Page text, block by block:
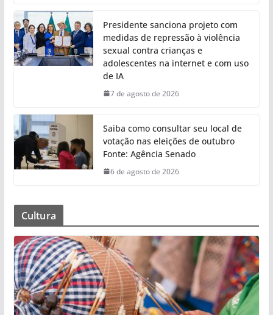
Presidente sanciona projeto com
medidas de repressão à violência
sexual contra crianças e
adolescentes na internet e com uso
de IA
7 de agosto de 2026
Saiba como consultar seu local de
votação nas eleições de outubro
Fonte: Agência Senado
6 de agosto de 2026
Cultura